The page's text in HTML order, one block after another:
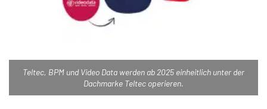
Teltec, BPM und Video Data werden ab 2025 einheitlich unter der
Dachmarke Teltec operieren.